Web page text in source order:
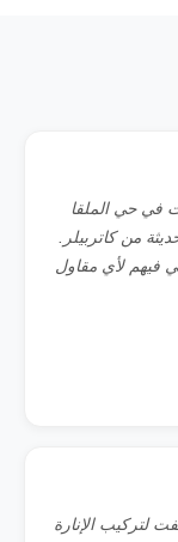
في حي الملقا
من كاتربيلر.
فيهم لأي مقاول
لتركيب الإنارة